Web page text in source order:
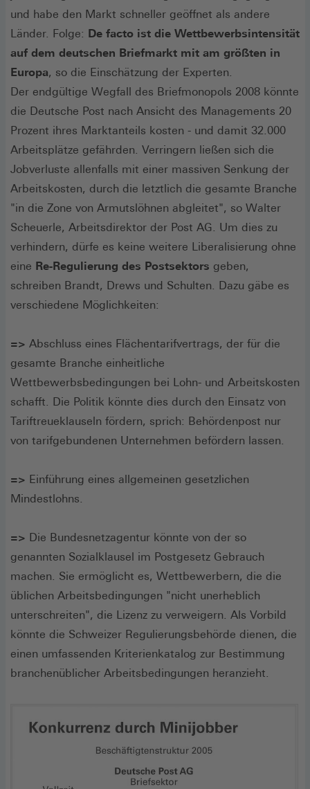
und habe den Markt schneller geöffnet als andere
Länder. Folge: De facto ist die Wettbewerbsintensität
auf dem deutschen Briefmarkt mit am größten in
Europa, so die Einschätzung der Experten.
Der endgültige Wegfall des Briefmonopols 2008 könnte
die Deutsche Post nach Ansicht des Managements 20
Prozent ihres Marktanteils kosten - und damit 32.000
Arbeitsplätze gefährden. Verringern ließen sich die
Jobverluste allenfalls mit einer massiven Senkung der
Arbeitskosten, durch die letztlich die gesamte Branche
"in die Zone von Armutslöhnen abgleitet", so Walter
Scheuerle, Arbeitsdirektor der Post AG. Um dies zu
verhindern, dürfe es keine weitere Liberalisierung ohne
eine Re-Regulierung des Postsektors geben,
schreiben Brandt, Drews und Schulten. Dazu gäbe es
verschiedene Möglichkeiten:
=> Abschluss eines Flächentarifvertrags, der für die
gesamte Branche einheitliche
Wettbewerbsbedingungen bei Lohn- und Arbeitskosten
schafft. Die Politik könnte dies durch den Einsatz von
Tariftreueklauseln fördern, sprich: Behördenpost nur
von tarifgebundenen Unternehmen befördern lassen.
=> Einführung eines allgemeinen gesetzlichen
Mindestlohns.
=> Die Bundesnetzagentur könnte von der so
genannten Sozialklausel im Postgesetz Gebrauch
machen. Sie ermöglicht es, Wettbewerbern, die die
üblichen Arbeitsbedingungen "nicht unerheblich
unterschreiten", die Lizenz zu verweigern. Als Vorbild
könnte die Schweizer Regulierungsbehörde dienen, die
einen umfassenden Kriterienkatalog zur Bestimmung
branchenüblicher Arbeitsbedingungen heranzieht.